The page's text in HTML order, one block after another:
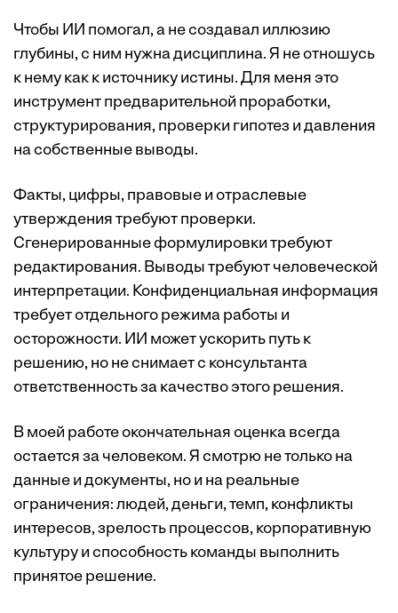
Чтобы ИИ помогал, а не создавал иллюзию
глубины, с ним нужна дисциплина. Я не отношусь
к нему как к источнику истины. Для меня это
инструмент предварительной проработки,
структурирования, проверки гипотез и давления
на собственные выводы.
Факты, цифры, правовые и отраслевые
утверждения требуют проверки.
Сгенерированные формулировки требуют
редактирования. Выводы требуют человеческой
интерпретации. Конфиденциальная информация
требует отдельного режима работы и
осторожности. ИИ может ускорить путь к
решению, но не снимает с консультанта
ответственность за качество этого решения.
В моей работе окончательная оценка всегда
остается за человеком. Я смотрю не только на
данные и документы, но и на реальные
ограничения: людей, деньги, темп, конфликты
интересов, зрелость процессов, корпоративную
культуру и способность команды выполнить
принятое решение.